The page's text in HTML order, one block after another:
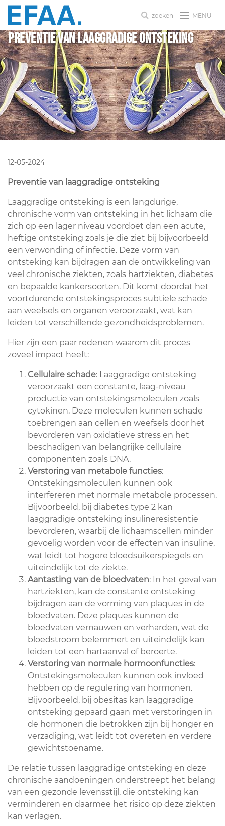
MENU
zoeken
Preventie van laaggradige ontsteking
12-05-2024
Preventie van laaggradige ontsteking
Laaggradige ontsteking is een langdurige,
chronische vorm van ontsteking in het lichaam die
zich op een lager niveau voordoet dan een acute,
heftige ontsteking zoals je die ziet bij bijvoorbeeld
een verwonding of infectie. Deze vorm van
ontsteking kan bijdragen aan de ontwikkeling van
veel chronische ziekten, zoals hartziekten, diabetes
en bepaalde kankersoorten. Dit komt doordat het
voortdurende ontstekingsproces subtiele schade
aan weefsels en organen veroorzaakt, wat kan
leiden tot verschillende gezondheidsproblemen.
Hier zijn een paar redenen waarom dit proces
zoveel impact heeft:
Cellulaire schade: Laaggradige ontsteking
veroorzaakt een constante, laag-niveau
productie van ontstekingsmoleculen zoals
cytokinen. Deze moleculen kunnen schade
toebrengen aan cellen en weefsels door het
bevorderen van oxidatieve stress en het
beschadigen van belangrijke cellulaire
componenten zoals DNA.
Verstoring van metabole functies:
Ontstekingsmoleculen kunnen ook
interfereren met normale metabole processen.
Bijvoorbeeld, bij diabetes type 2 kan
laaggradige ontsteking insulineresistentie
bevorderen, waarbij de lichaamscellen minder
gevoelig worden voor de effecten van insuline,
wat leidt tot hogere bloedsuikerspiegels en
uiteindelijk tot de ziekte.
Aantasting van de bloedvaten: In het geval van
hartziekten, kan de constante ontsteking
bijdragen aan de vorming van plaques in de
bloedvaten. Deze plaques kunnen de
bloedvaten vernauwen en verharden, wat de
bloedstroom belemmert en uiteindelijk kan
leiden tot een hartaanval of beroerte.
Verstoring van normale hormoonfuncties:
Ontstekingsmoleculen kunnen ook invloed
hebben op de regulering van hormonen.
Bijvoorbeeld, bij obesitas kan laaggradige
ontsteking gepaard gaan met verstoringen in
de hormonen die betrokken zijn bij honger en
verzadiging, wat leidt tot overeten en verdere
gewichtstoename.
De relatie tussen laaggradige ontsteking en deze
chronische aandoeningen onderstreept het belang
van een gezonde levensstijl, die ontsteking kan
verminderen en daarmee het risico op deze ziekten
kan verlagen.